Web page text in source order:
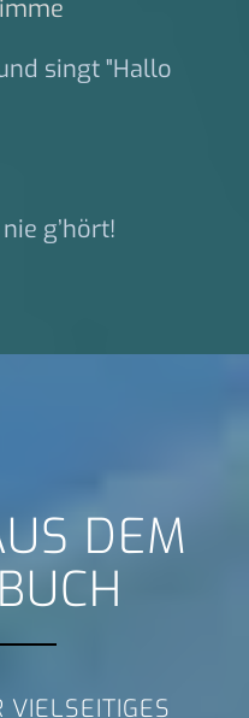
singt "Hallo
g’hört!
DEM
VIELSEITIGES